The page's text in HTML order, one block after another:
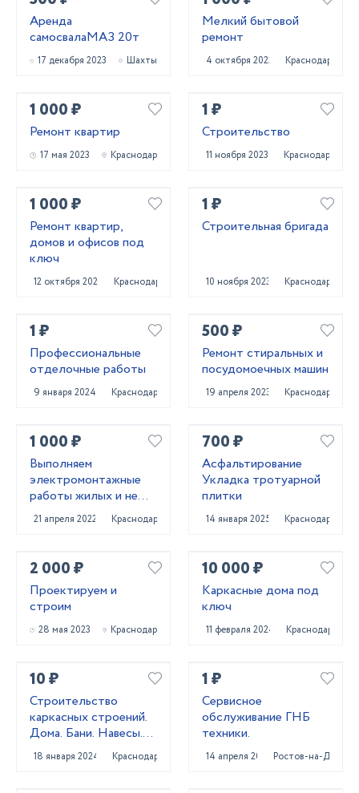
Аренда
самосвалаМАЗ 20т
17 декабря 2023 Шахты
Мелкий бытовой
ремонт
4 октября 2022 Краснодар
1 000 ₽
Ремонт квартир
17 мая 2023 Краснодар
1 ₽
Строительство
11 ноября 2023 Краснодар
1 000 ₽
Ремонт квартир,
домов и офисов под
ключ
12 октября 2023 Краснодар
1 ₽
Строительная бригада
10 ноября 2023 Краснодар
1 ₽
Профессиональные
отделочные работы
9 января 2024 Краснодар
500 ₽
Ремонт стиральных и
посудомоечных машин
19 апреля 2023 Краснодар
1 000 ₽
Выполняем
электромонтажные
работы жилых и не
жилых помещений под
ключ. Также объекты
21 апреля 2022 Краснодар
700 ₽
Асфальтирование
Укладка тротуарной
плитки
14 января 2025 Краснодар
2 000 ₽
Проектируем и
строим
28 мая 2023 Краснодар
10 000 ₽
Каркасные дома под
ключ
11 февраля 2024 Краснодар
10 ₽
Строительство
каркасных строений.
Дома. Бани. Навесы.
Заборы
18 января 2024 Краснодар
1 ₽
Сервисное
обслуживание ГНБ
техники.
14 апреля 2022 Ростов-на-Дону